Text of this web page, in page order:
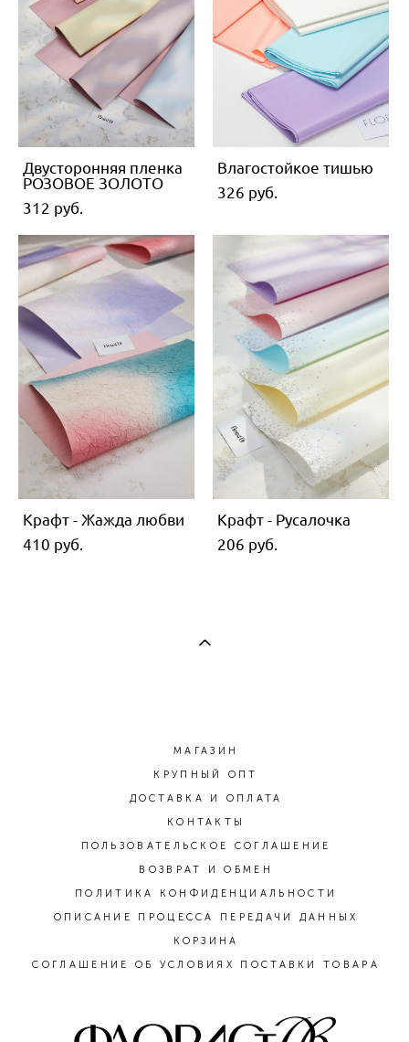
Двусторонняя пленка
РОЗОВОЕ ЗОЛОТО
312 pуб.
Влагостойкое тишью
326 pуб.
Крафт - Жажда любви
410 pуб.
Крафт - Русалочка
206 pуб.
МАГАЗИН
КРУПНЫЙ ОПТ
ДОСТАВКА И ОПЛАТА
КОНТАКТЫ
ПОЛЬЗОВАТЕЛЬСКОЕ СОГЛАШЕНИЕ
ВОЗВРАТ И ОБМЕН
ПОЛИТИКА КОНФИДЕНЦИАЛЬНОСТИ
ОПИСАНИЕ ПРОЦЕССА ПЕРЕДАЧИ ДАННЫХ
КОРЗИНА
СОГЛАШЕНИЕ ОБ УСЛОВИЯХ ПОСТАВКИ ТОВАРА